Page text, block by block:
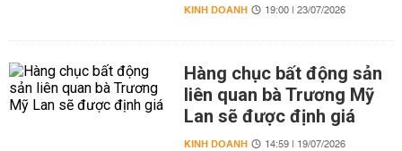
KINH DOANH 19:00 | 23/07/2026
Hàng chục bất động sản
liên quan bà Trương Mỹ
Lan sẽ được định giá
KINH DOANH 14:59 | 19/07/2026